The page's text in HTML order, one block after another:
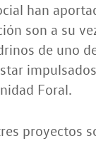
han
son a su
de uno
Foral.
proyectos